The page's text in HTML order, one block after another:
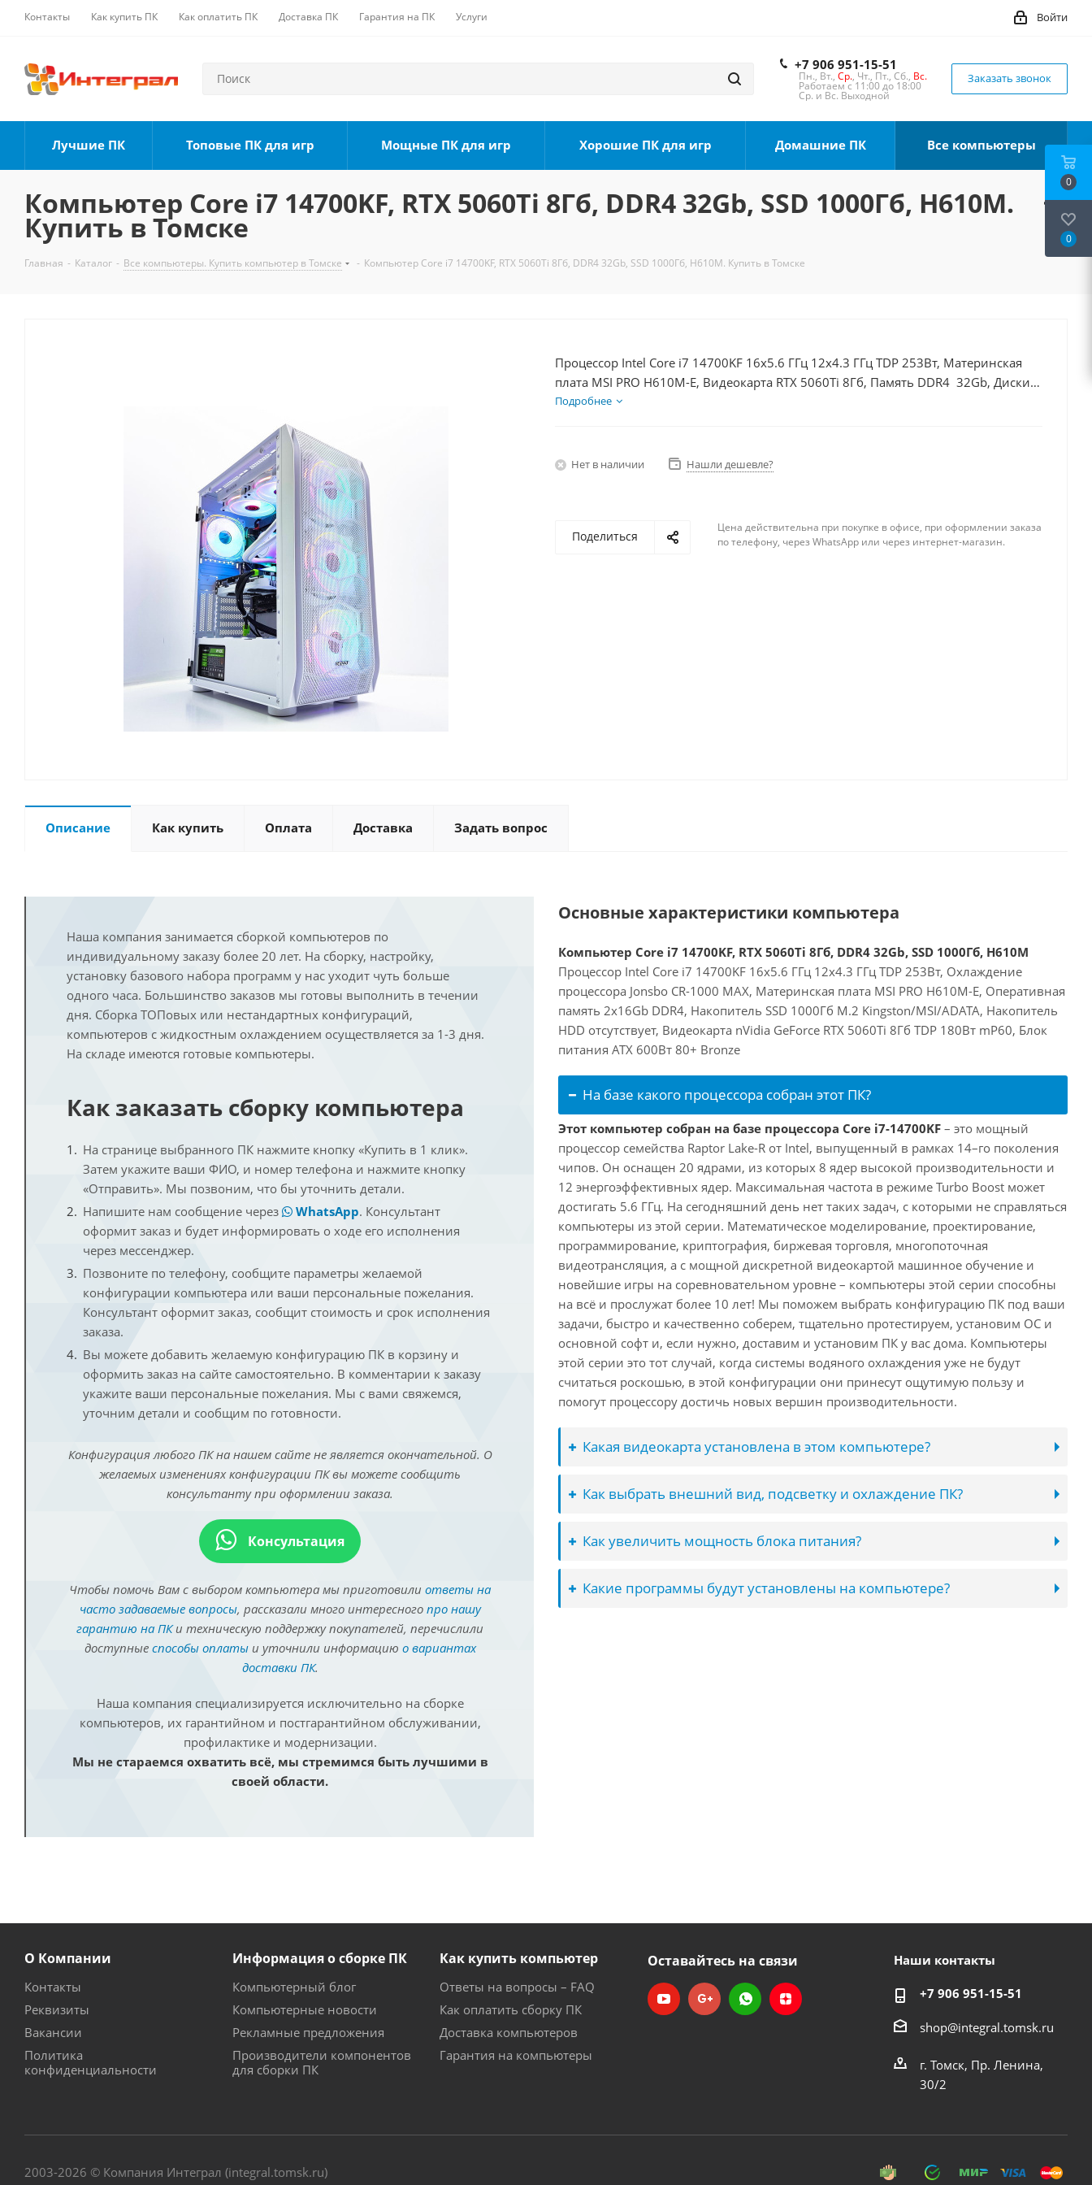
Контакты Как купить ПК Как оплатить ПК Доставка ПК Гарантия на ПК Услуги Войти
+7 906 951-15-51
Пн., Вт., Ср., Чт., Пт., Сб., Вс.
Работаем с 11:00 до 18:00
Ср. и Вс. Выходной
Заказать звонок
Лучшие ПК Топовые ПК для игр Мощные ПК для игр Хорошие ПК для игр Домашние ПК Все компьютеры
Компьютер Core i7 14700KF, RTX 5060Ti 8Гб, DDR4 32Gb, SSD 1000Гб, H610M.
Купить в Томске
Главная - Каталог - Все компьютеры. Купить компьютер в Томске - Компьютер Core i7 14700KF, RTX 5060Ti 8Гб, DDR4 32Gb, SSD 1000Гб, H610M. Купить в Томске
Процессор Intel Core i7 14700KF 16x5.6 ГГц 12x4.3 ГГц TDP 253Вт, Материнская
плата MSI PRO H610M-E, Видеокарта RTX 5060Ti 8Гб, Память DDR4 32Gb, Диски
SSD 1000Гб, БП 600Вт
Подробнее
Нет в наличии Нашли дешевле?
Поделиться
Цена действительна при покупке в офисе, при оформлении заказа
по телефону, через WhatsApp или через интернет-магазин.
Описание Как купить Оплата Доставка Задать вопрос
Наша компания занимается сборкой компьютеров по
индивидуальному заказу более 20 лет. На сборку, настройку,
установку базового набора программ у нас уходит чуть больше
одного часа. Большинство заказов мы готовы выполнить в течении
дня. Сборка ТОПовых или нестандартных конфигураций,
компьютеров с жидкостным охлаждением осуществляется за 1-3 дня.
На складе имеются готовые компьютеры.
Как заказать сборку компьютера
На странице выбранного ПК нажмите кнопку «Купить в 1 клик».
Затем укажите ваши ФИО, и номер телефона и нажмите кнопку
«Отправить». Мы позвоним, что бы уточнить детали.
Напишите нам сообщение через
WhatsApp. Консультант
оформит заказ и будет информировать о ходе его исполнения
через мессенджер.
Позвоните по телефону, сообщите параметры желаемой
конфигурации компьютера или ваши персональные пожелания.
Консультант оформит заказ, сообщит стоимость и срок исполнения
заказа.
Вы можете добавить желаемую конфигурацию ПК в корзину и
оформить заказ на сайте самостоятельно. В комментарии к заказу
укажите ваши персональные пожелания. Мы с вами свяжемся,
уточним детали и сообщим по готовности.
Конфигурация любого ПК на нашем сайте не является окончательной. О
желаемых изменениях конфигурации ПК вы можете сообщить
консультанту при оформлении заказа.
Консультация
Чтобы помочь Вам с выбором компьютера мы приготовили ответы на
часто задаваемые вопросы, рассказали много интересного про нашу
гарантию на ПКи техническую поддержку покупателей, перечислили
доступные способы оплатыи уточнили информацию о вариантах
доставки ПК.
Наша компания специализируется исключительно на сборке
компьютеров, их гарантийном и постгарантийном обслуживании,
профилактике и модернизации.
Мы не стараемся охватить всё, мы стремимся быть лучшими в
своей области.
Основные характеристики компьютера
Компьютер Core i7 14700KF, RTX 5060Ti 8Гб, DDR4 32Gb, SSD 1000Гб, H610M
Процессор Intel Core i7 14700KF 16x5.6 ГГц 12x4.3 ГГц TDP 253Вт, Охлаждение
процессора Jonsbo CR-1000 MAX, Материнская плата MSI PRO H610M-E, Оперативная
память 2x16Gb DDR4, Накопитель SSD 1000Гб M.2 Kingston/MSI/ADATA, Накопитель
HDD отсутствует, Видеокарта nVidia GeForce RTX 5060Ti 8Гб TDP 180Вт mP60, Блок
питания ATX 600Вт 80+ Bronze
На базе какого процессора собран этот ПК?
Этот компьютер собран на базе процессора Core i7-14700KF – это мощный
процессор семейства Raptor Lake-R от Intel, выпущенный в рамках 14–го поколения
чипов. Он оснащен 20 ядрами, из которых 8 ядер высокой производительности и
12 энергоэффективных ядер. Максимальная частота в режиме Turbo Boost может
достигать 5.6 ГГц. На сегодняшний день нет таких задач, с которыми не справляться
компьютеры из этой серии. Математическое моделирование, проектирование,
программирование, криптография, биржевая торговля, многопоточная
видеотрансляция, а с мощной дискретной видеокартой машинное обучение и
новейшие игры на соревновательном уровне – компьютеры этой серии способны
на всё и прослужат более 10 лет! Мы поможем выбрать конфигурацию ПК под ваши
задачи, быстро и качественно соберем, тщательно протестируем, установим ОС и
основной софт и, если нужно, доставим и установим ПК у вас дома. Компьютеры
этой серии это тот случай, когда системы водяного охлаждения уже не будут
считаться роскошью, в этой конфигурации они принесут ощутимую пользу и
помогут процессору достичь новых вершин производительности.
Какая видеокарта установлена в этом компьютере?
Как выбрать внешний вид, подсветку и охлаждение ПК?
Как увеличить мощность блока питания?
Какие программы будут установлены на компьютере?
О Компании
Контакты
Реквизиты
Вакансии
Политика
конфиденциальности
Информация о сборке ПК
Компьютерный блог
Компьютерные новости
Рекламные предложения
Производители компонентов
для сборки ПК
Как купить компьютер
Ответы на вопросы – FAQ
Как оплатить сборку ПК
Доставка компьютеров
Гарантия на компьютеры
Оставайтесь на связи Наши контакты
+7 906 951-15-51
shop@integral.tomsk.ru
г. Томск, Пр. Ленина,
30/2
2003-2026 © Компания Интеграл (integral.tomsk.ru)
0
0